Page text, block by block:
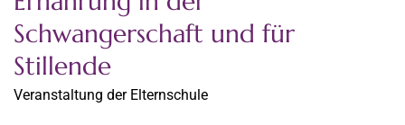
Schwangerschaft und für
Stillende
Veranstaltung der Elternschule